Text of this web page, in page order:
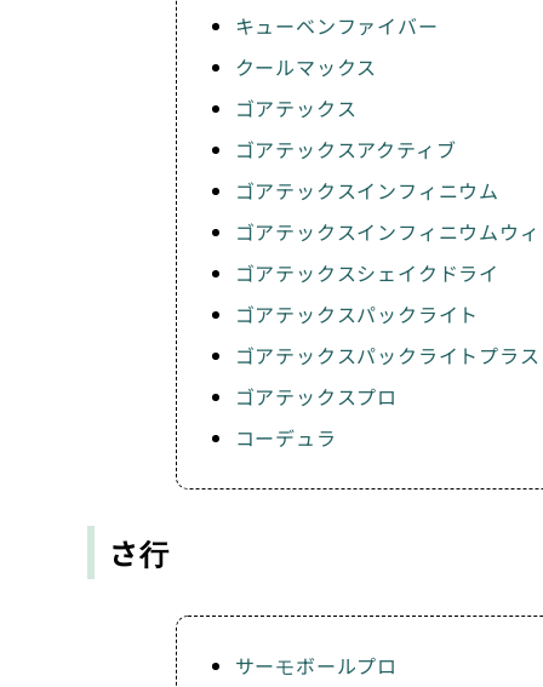
キューベンファイバー
クールマックス
ゴアテックス
ゴアテックスアクティブ
ゴアテックスインフィニウム
ゴアテックスインフィニウムウ
ゴアテックスシェイクドライ
ゴアテックスパックライト
ゴアテックスパックライトプラス
ゴアテックスプロ
コーデュラ
さ行
サーモボールプロ